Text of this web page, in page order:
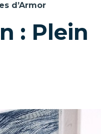
d’Armor
: Plein